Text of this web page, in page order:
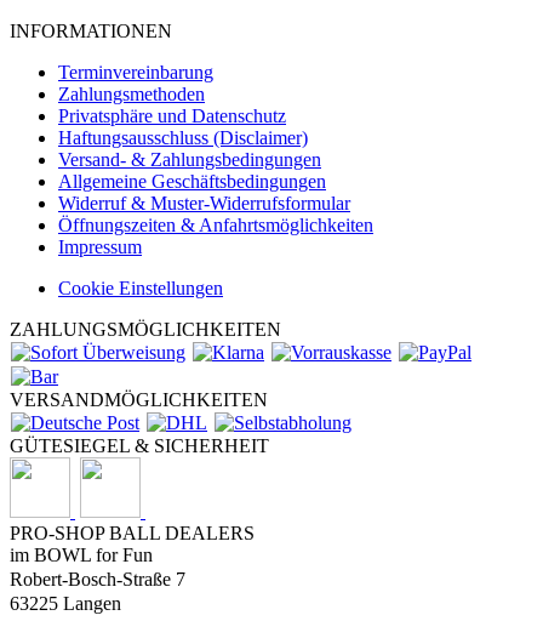
INFORMATIONEN
Terminvereinbarung
Zahlungsmethoden
Privatsphäre und Datenschutz
Haftungsausschluss (Disclaimer)
Versand- & Zahlungsbedingungen
Allgemeine Geschäftsbedingungen
Widerruf & Muster-Widerrufsformular
Öffnungszeiten & Anfahrtsmöglichkeiten
Impressum
Cookie Einstellungen
ZAHLUNGSMÖGLICHKEITEN
VERSANDMÖGLICHKEITEN
GÜTESIEGEL & SICHERHEIT
PRO-SHOP BALL DEALERS
im BOWL for Fun
Robert-Bosch-Straße 7
63225 Langen